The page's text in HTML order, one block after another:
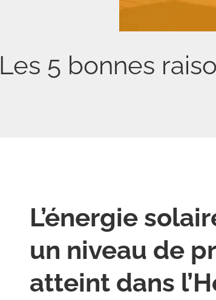
Les 5 bonnes
L’énergie
un niveau de
atteint dans